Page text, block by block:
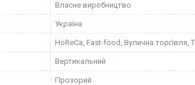
Власне виробництво
Україна
HoReCa, Fast-food, Вулична торгівля,
Вертикальний
Прозорий